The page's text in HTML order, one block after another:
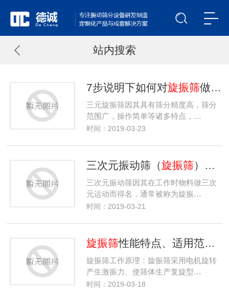
站内搜索
7步说明下如何对旋振筛做首次的安装与调试
三元旋振筛因其具有筛分精度高，筛分
范围广，操作简单等诸多特点，…
时间：2019-03-23
三次元振动筛（旋振筛）正确使用方法？
三次元振动筛因其在工作时物料做三次
元运动而得名，通常被称为旋振…
时间：2019-03-21
旋振筛性能特点、适用范围及产品介绍
旋振筛工作原理：旋振筛采用电机旋转
产生激振力、使筛体生产复旋型…
时间：2019-03-18